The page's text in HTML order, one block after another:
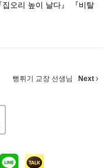
오리 높이 날다』 『비탈
뻥튀기 교장 선생님 Next